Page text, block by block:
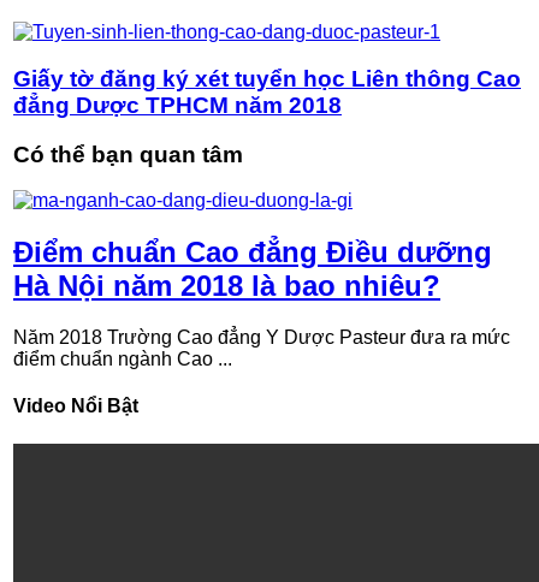
Giấy tờ đăng ký xét tuyển học Liên thông Cao
đẳng Dược TPHCM năm 2018
Có thể bạn quan tâm
Điểm chuẩn Cao đẳng Điều dưỡng
Hà Nội năm 2018 là bao nhiêu?
Năm 2018 Trường Cao đẳng Y Dược Pasteur đưa ra mức
điểm chuẩn ngành Cao ...
Video Nổi Bật